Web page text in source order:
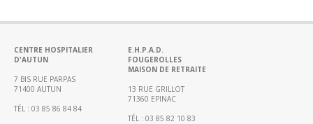
de
–
Recherche
clinique
du
CHWM
CENTRE HOSPITALIER
D'AUTUN
7 BIS RUE PARPAS
71400 AUTUN
TÉL : 03 85 86 84 84
E.H.P.A.D.
FOUGEROLLES
MAISON DE RETRAITE
13 RUE GRILLOT
71360 EPINAC
TÉL : 03 85 82 10 83